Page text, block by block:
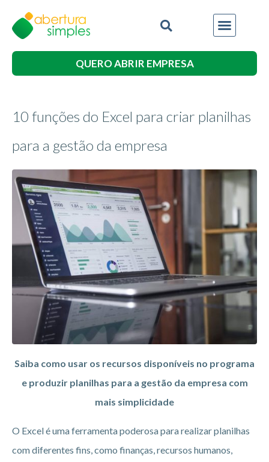
QUERO ABRIR EMPRESA
10 funções do Excel para criar planilhas
para a gestão da empresa
Saiba como usar os recursos disponíveis no programa
e produzir planilhas para a gestão da empresa com
mais simplicidade
O Excel é uma ferramenta poderosa para realizar planilhas
com diferentes fins, como finanças, recursos humanos,